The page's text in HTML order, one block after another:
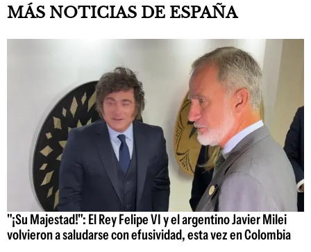
MÁS NOTICIAS DE ESPAÑA
"¡Su Majestad!": El Rey Felipe VI y el argentino Javier Milei
volvieron a saludarse con efusividad, esta vez en Colombia